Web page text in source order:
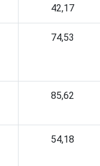
42,17
74,53
85,62
54,18